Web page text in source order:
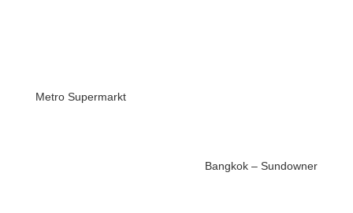
Metro Supermarkt
Bangkok – Sundowner